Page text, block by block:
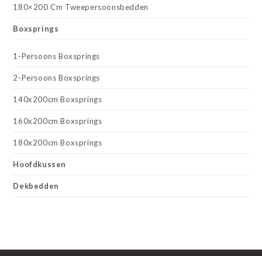
180×200 Cm Tweepersoonsbedden
Boxsprings
1-Persoons Boxsprings
2-Persoons Boxsprings
140x200cm Boxsprings
160x200cm Boxsprings
180x200cm Boxsprings
Hoofdkussen
Dekbedden